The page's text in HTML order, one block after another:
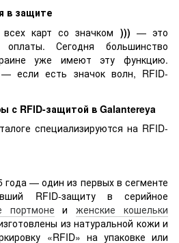
в защите
карт со значком ))) — это
оплаты. Сегодня большинство
уже имеют эту функцию.
если есть значок волн, RFID-
с RFID-защитой в Galantereya
специализируются на RFID-
года — один из первых в сегменте
RFID-защиту в серийное
портмоне иженские кошельки
из натуральной кожи и
«RFID» на упаковке или